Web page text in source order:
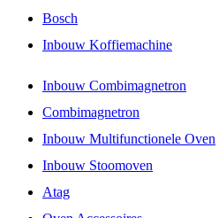
Bosch
Inbouw Koffiemachine
Inbouw Combimagnetron
Combimagnetron
Inbouw Multifunctionele Oven
Inbouw Stoomoven
Atag